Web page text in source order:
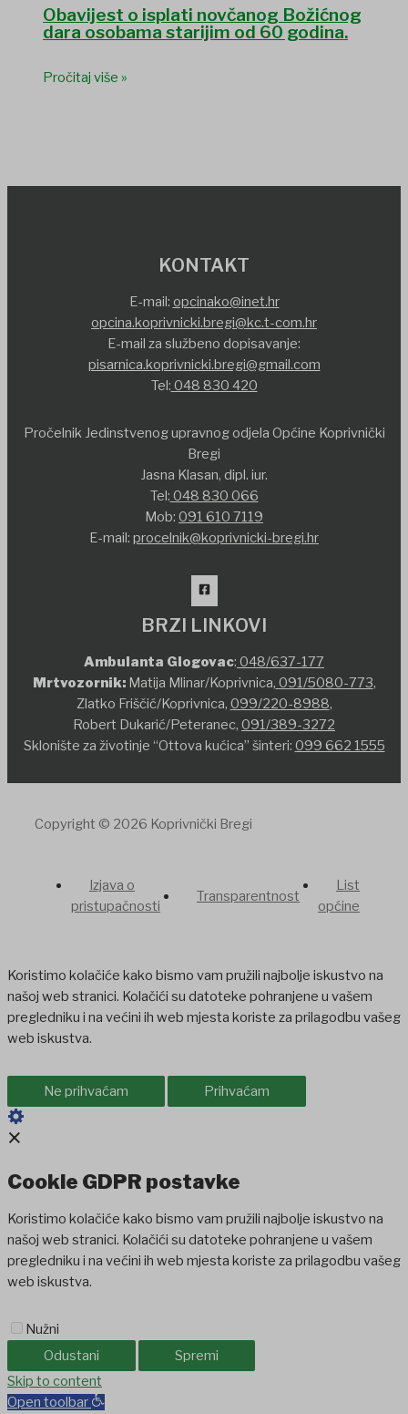
Obavijest o isplati novčanog Božićnog
dara osobama starijim od 60 godina.
Pročitaj više »
KONTAKT
E-mail: opcinako@inet.hr
opcina.koprivnicki.bregi@kc.t-com.hr
E-mail za službeno dopisavanje:
pisarnica.koprivnicki.bregi@gmail.com
Tel: 048 830 420
Pročelnik Jedinstvenog upravnog odjela Općine Koprivnički
Bregi
Jasna Klasan, dipl. iur.
Tel: 048 830 066
Mob: 091 610 7119
E-mail: procelnik@koprivnicki-bregi.hr
BRZI LINKOVI
Ambulanta Glogovac: 048/637-177
Mrtvozornik:Matija Mlinar/Koprivnica, 091/5080-773,
Zlatko Friščić/Koprivnica, 099/220-8988,
Robert Dukarić/Peteranec, 091/389-3272
Sklonište za životinje “Ottova kućica” šinteri: 099 662 1555
Copyright © 2026 Koprivnički Bregi
Izjava o
pristupačnosti
Transparentnost
List
općine
Koristimo kolačiće kako bismo vam pružili najbolje iskustvo na
našoj web stranici. Kolačići su datoteke pohranjene u vašem
pregledniku i na većini ih web mjesta koriste za prilagodbu vašeg
web iskustva.
Ne prihvaćam Prihvaćam
×
Cookie GDPR postavke
Koristimo kolačiće kako bismo vam pružili najbolje iskustvo na
našoj web stranici. Kolačići su datoteke pohranjene u vašem
pregledniku i na većini ih web mjesta koriste za prilagodbu vašeg
web iskustva.
Nužni
Odustani
Spremi
Skip to content
Open toolbar